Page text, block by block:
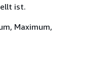
ist.
Maximum,